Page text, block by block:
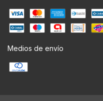
Medios de envío